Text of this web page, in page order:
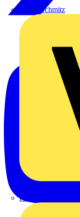
Hardy Schmitz
Heinrich Häusler